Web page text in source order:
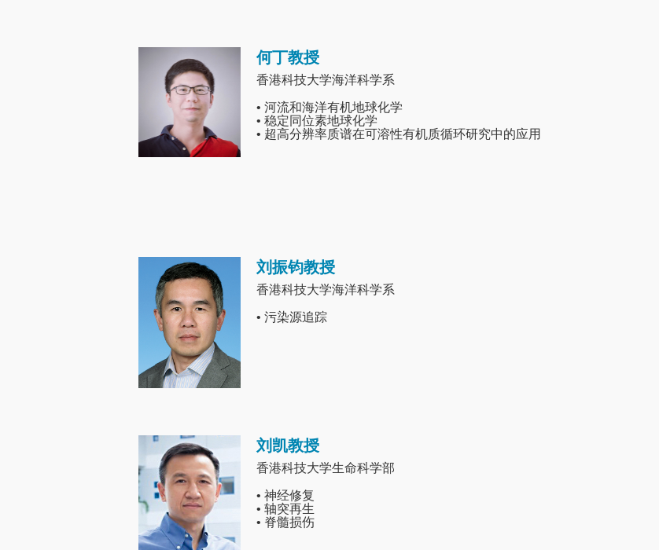
Image 何丁教授
香港科技大学海洋科学系
• 河流和海洋有机地球化学
• 稳定同位素地球化学
• 超高分辨率质谱在可溶性有机质循环研究中的应用
Image 刘振钧教授
香港科技大学海洋科学系
• 污染源追踪
Image 刘凯教授
香港科技大学生命科学部
• 神经修复
• 轴突再生
• 脊髓损伤